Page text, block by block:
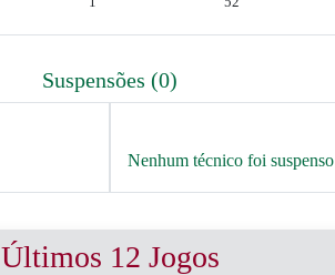
Suspensões (0)
Nenhum técnico foi suspenso
Últimos 12 Jogos